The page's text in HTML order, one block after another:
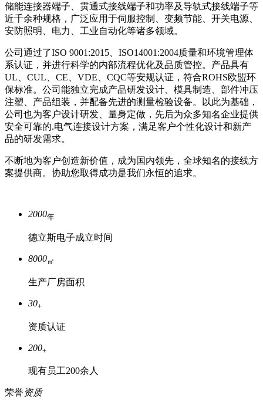
储能连接器端子、贯通式接线端子和功率及导轨式接线端子等
近千余种规格，广泛应用于伺服控制、变频节能、开关电源、
安防照明、电力、工业自动化等诸多领域。
公司通过了ISO 9001:2015、ISO14001:2004质量和环境管理体
系认证，并进行科学的内部流程优化及品质管控。产品具有
UL、CUL、CE、VDE、CQC等安规认证，符合ROHS欧盟环
保标准。公司能独立完成产品研发设计、模具制造、部件冲压
注塑、产品组装，并配备先进的测量检验设备。以此为基础，
公司也为客户设计研发、量身定做，先后为众多知名企业提供
安全可靠的.电气连接设计方案，满足客户个性化设计和新产
品的研发需求。
不断地为客户创造新价值，成为国内领先，全球知名的接线方
案提供商。协助您取得成功是我们永恒的追求。
2000年
德立斯电子成立时间
8000㎡
生产厂房面积
30+
资质认证
200+
现有员工200余人
荣誉资质